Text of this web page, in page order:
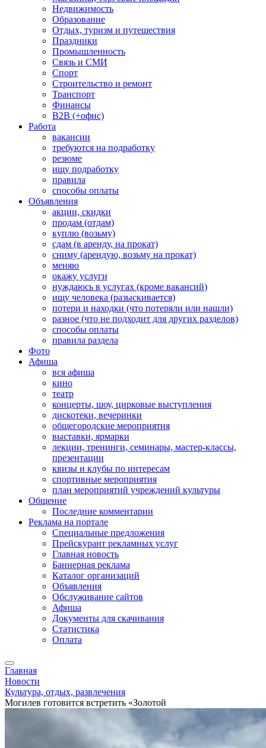
Недвижимость
Образование
Отдых, туризм и путешествия
Праздники
Промышленность
Связь и СМИ
Спорт
Строительство и ремонт
Транспорт
Финансы
B2B (+офис)
Работа
вакансии
требуются на подработку
резюме
ищу подработку
правила
способы оплаты
Объявления
акции, скидки
продам (отдам)
куплю (возьму)
сдам (в аренду, на прокат)
сниму (арендую, возьму на прокат)
меняю
окажу услуги
нуждаюсь в услугах (кроме вакансий)
ищу человека (разыскивается)
потери и находки (что потеряли или нашли)
разное (что не подходит для других разделов)
способы оплаты
правила раздела
Фото
Афиша
вся афиша
кино
театр
концерты, шоу, цирковые выступления
дискотеки, вечеринки
общегородские мероприятия
выставки, ярмарки
лекции, тренинги, семинары, мастер-классы,
презентации
квизы и клубы по интересам
спортивные мероприятия
план мероприятий учреждений культуры
Общение
Последние комментарии
Реклама на портале
Специальные предложения
Прейскурант рекламных услуг
Главная новость
Баннерная реклама
Каталог организаций
Объявления
Обслуживание сайтов
Афиша
Документы для скачивания
Статистика
Оплата
Главная
Новости
Культура, отдых, развлечения
Могилев готовится встретить «Золотой